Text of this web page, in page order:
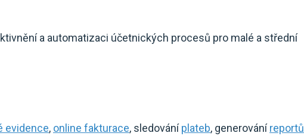
a automatizaci účetnických procesů pro malé a střední
evidence, online fakturace, sledováníplateb, generováníreportů